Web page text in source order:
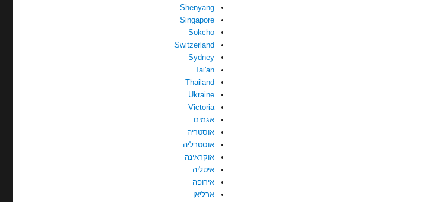
Shenyang
Singapore
Sokcho
Switzerland
Sydney
Tai'an
Thailand
Ukraine
Victoria
אגמים
אוסטריה
אוסטרליה
אוקראינה
איטליה
אירופה
ארליאן